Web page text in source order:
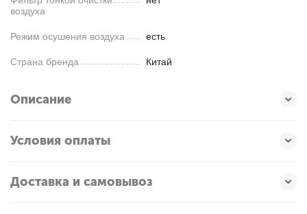
воздуха
Режим осушения воздуха есть
Страна бренда Китай
Описание
Условия оплаты
Доставка и самовывоз